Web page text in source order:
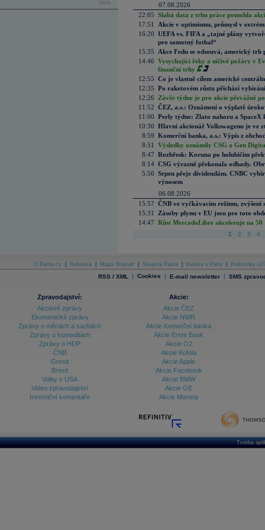
více...
07.08.2026
22:05 Slabá data z trhu práce pomohla
17:51
Akcie v optimismu, průmysl v
16:20 UEFA vs. FIFA a „tajné plány
pro samotný fotbal“
15:35
Akce Fedu se odsouvá, americký
14:46 Vysychající řeky a ničivé požáry v
finanční trhy
12:55 Co je vlastně cílem americké
12:35 Po raketovém růstu přichází
12:26
Závěr týdne je pro akcie převážně
11:52 ČEZ, a.s.: Oznámení o výplatě
11:00 Perly týdne: Zlato nahoru a SpaceX
10:30 Hlavní akcionář Volkswagenu je ve
8:59 Komerční banka, a.s.: Výpis z
8:51
Výsledky oznámily CSG a Gen
8:47 Rozbřesk: Koruna po holubičím
8:14 CSG výrazně překonala odhady.
5:50 Srpen přeje dividendám. CNBC
výnosem
06.08.2026
15:57 ČNB ve vyčkávacím režimu, zvýšení
15:31
Zásoby plynu v EU jsou pro toto
14:47 Růst MercadoLibre akceleruje na
1 2 3 4
O Patria.cz Reklama Mapa Stránek Skupina Patria Kariéra v Patrii Podmínky
RSS / XML | Cookies | E-mail newsletter | SMS
Zpravodajství:
Akciové zprávy
Ekonomické zprávy
Zprávy o měnách a sazbách
Zprávy o komoditách
Zprávy o HDP
ČNB
Grexit
Brexit
Volby v USA
Video zpravodajství
Investiční komentáře
Akcie:
Akcie ČEZ
Akcie NWR
Akcie Komerční banka
Akcie Erste Bank
Akcie O2
Akcie Kofola
Akcie Apple
Akcie Facebook
Akcie BMW
Akcie GE
Akcie Moneta
Tvorba